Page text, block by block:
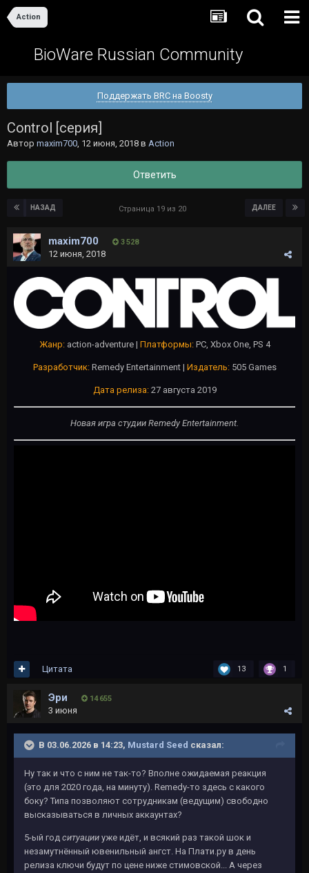
Action
BioWare Russian Community
Поддержать BRC на Boosty
Control [серия]
Автор maxim700, 12 июня, 2018 в Action
Ответить
НАЗАД ДАЛЕЕ
Страница 19 из 20
maxim700 3 528
12 июня, 2018
Жанр:action-adventure | Платформы:PC, Xbox One, PS 4
Разработчик:Remedy Entertainment | Издатель:505 Games
Дата релиза:27 августа 2019
Новая игра студии Remedy Entertainment.
13 1
Цитата
Эри 14 655
3 июня
В 03.06.2026 в 14:23, Mustard Seed сказал:
Ну так и что с ним не так-то? Вполне ожидаемая реакция
(это для 2020 года, на минуту). Remedy-то здесь с какого
боку? Типа позволяют сотрудникам (ведущим) свободно
высказываться в личных аккаунтах?
5-ый год ситуации уже идёт, и всякий раз такой шок и
незамутнённый ювенильный ангст. На Плати.ру в день
релиза ключи будут по цене ниже стимовской... А через